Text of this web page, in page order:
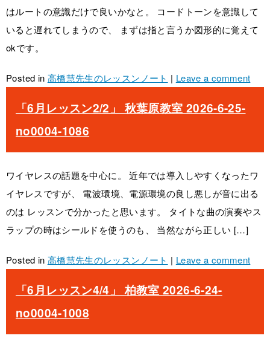
はルートの意識だけで良いかなと。 コードトーンを意識して
いると遅れてしまうので、 まずは指と言うか図形的に覚えて
okです。
Posted in 高橋慧先生のレッスンノート | Leave a comment
「6月レッスン2/2」 秋葉原教室 2026-6-25-
no0004-1086
ワイヤレスの話題を中心に。 近年では導入しやすくなったワ
イヤレスですが、 電波環境、電源環境の良し悪しが音に出る
のは レッスンで分かったと思います。 タイトな曲の演奏やス
ラップの時はシールドを使うのも、 当然ながら正しい […]
Posted in 高橋慧先生のレッスンノート | Leave a comment
「6月レッスン4/4」 柏教室 2026-6-24-
no0004-1008